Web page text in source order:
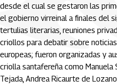
desde el cual se gestaron las
el gobierno virreinal a finales del
tertulias literarias, reuniones
criollos para debatir sobre
europeas; fueron organizadas y
criolla santafereña como Manuela
Tejada, Andrea Ricaurte de